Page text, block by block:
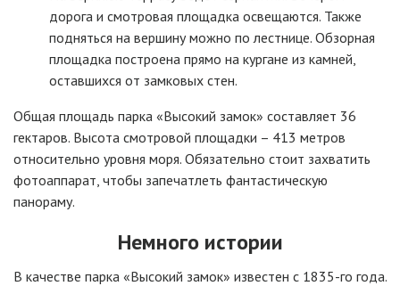
дорога и смотровая площадка освещаются. Также
подняться на вершину можно по лестнице. Обзорная
площадка построена прямо на кургане из камней,
оставшихся от замковых стен.
Общая площадь парка «Высокий замок» составляет 36
гектаров. Высота смотровой площадки – 413 метров
относительно уровня моря. Обязательно стоит захватить
фотоаппарат, чтобы запечатлеть фантастическую
панораму.
Немного истории
В качестве парка «Высокий замок» известен с 1835-го года.